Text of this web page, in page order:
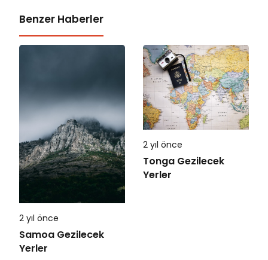
Benzer Haberler
2 yıl önce
Samoa Gezilecek
Yerler
2 yıl önce
Tonga Gezilecek
Yerler